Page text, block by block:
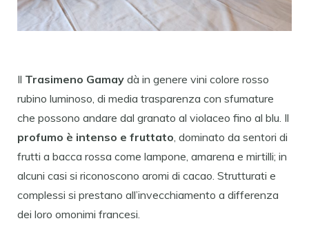
Il Trasimeno Gamay dà in genere vini colore rosso
rubino luminoso, di media trasparenza con sfumature
che possono andare dal granato al violaceo fino al blu. Il
profumo è intenso e fruttato , dominato da sentori di
frutti a bacca rossa come lampone, amarena e mirtilli; in
alcuni casi si riconoscono aromi di cacao. Strutturati e
complessi si prestano all’invecchiamento a differenza
dei loro omonimi francesi.